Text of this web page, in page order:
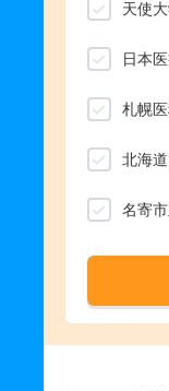
天使
日本
札幌
北海
名寄